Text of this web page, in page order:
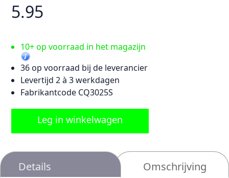
5.95
10+ op voorraad in het magazijn
36 op voorraad bij de leverancier
Levertijd 2 à 3 werkdagen
Fabrikantcode CQ3025S
Leg in winkelwagen
Details Omschrijving